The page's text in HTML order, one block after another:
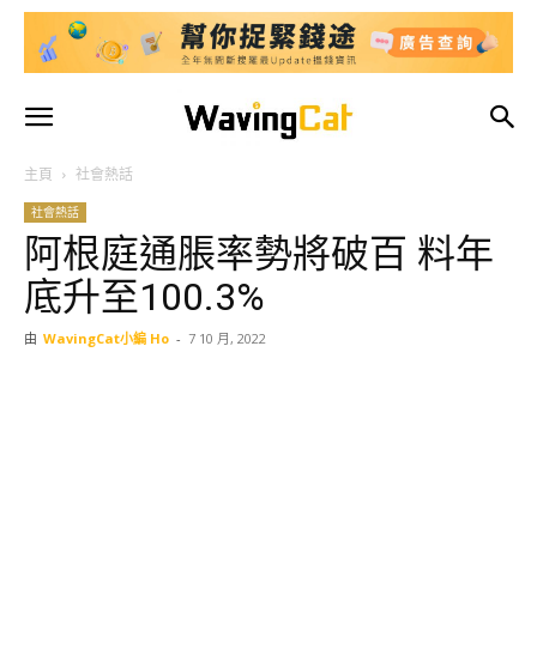
主頁 社會熱話
社會熱話
阿根庭通脹率勢將破百 料年
底升至100.3%
由 WavingCat小編 Ho - 7 10 月, 2022